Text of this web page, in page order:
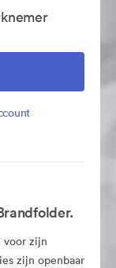
voor zijn
zijn openbaar